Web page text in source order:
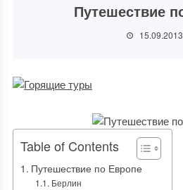
Путешествие
15.09.2013
Table of Contents
Путешествие по Европе
Берлин